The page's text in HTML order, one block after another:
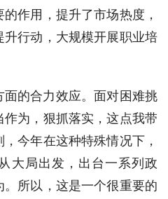
作用，提升了市场热度，
行动，大规模开展职业培
面的合力效应。面对困难挑
为，狠抓落实，这点我带
今年在这种特殊情况下，
大局出发，出台一系列政
所以，这是一个很重要的